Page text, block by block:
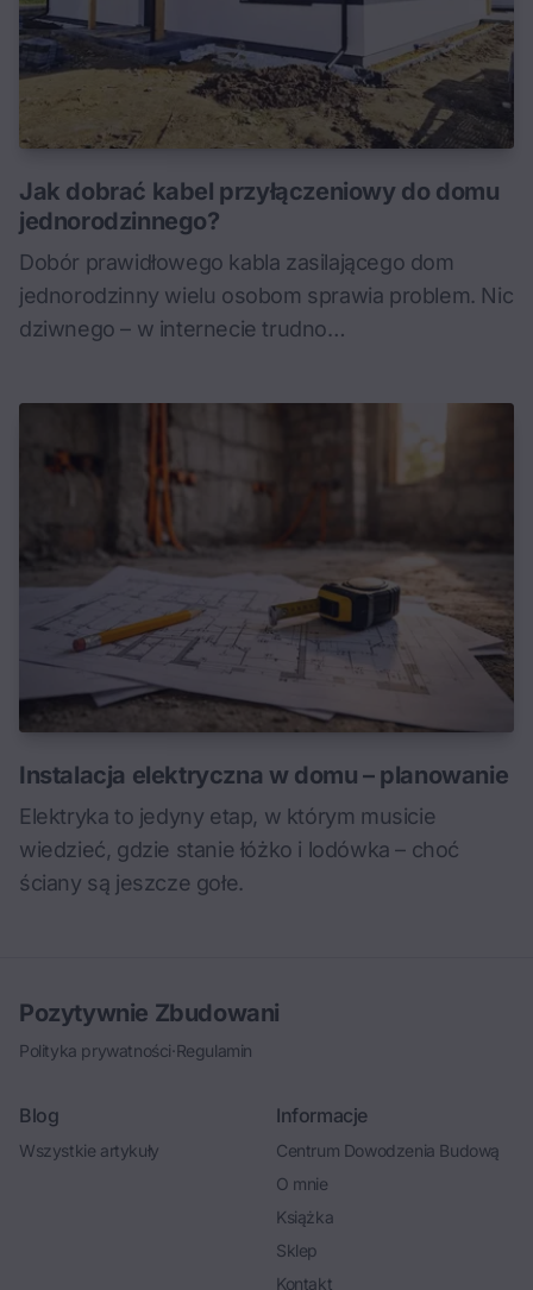
Jak dobrać kabel przyłączeniowy do domu
jednorodzinnego?
Dobór prawidłowego kabla zasilającego dom
jednorodzinny wielu osobom sprawia problem. Nic
dziwnego – w internecie trudno…
Instalacja elektryczna w domu – planowanie
Elektryka to jedyny etap, w którym musicie
wiedzieć, gdzie stanie łóżko i lodówka – choć
ściany są jeszcze gołe.
Pozytywnie Zbudowani
Polityka prywatności·Regulamin
Blog
Wszystkie artykuły
Informacje
Centrum Dowodzenia Budową
O mnie
Książka
Sklep
Kontakt